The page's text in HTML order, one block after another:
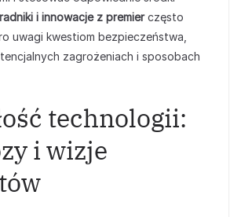
i innowacje z premierczęsto
uwagi kwestiom bezpieczeństwa,
zagrożeniach i sposobach
technologii:
i wizje